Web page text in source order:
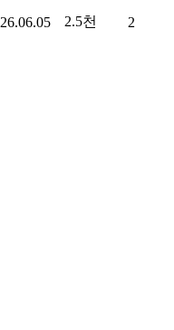
26.06.05 2.5천 2